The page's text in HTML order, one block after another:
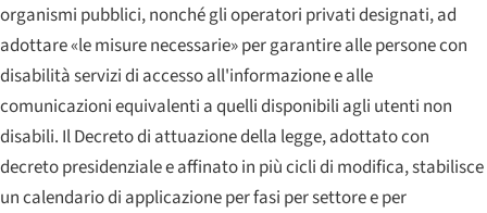
organismi pubblici, nonché gli operatori privati designati, ad
adottare «le misure necessarie» per garantire alle persone con
disabilità servizi di accesso all'informazione e alle
comunicazioni equivalenti a quelli disponibili agli utenti non
disabili. Il Decreto di attuazione della legge, adottato con
decreto presidenziale e affinato in più cicli di modifica, stabilisce
un calendario di applicazione per fasi per settore e per